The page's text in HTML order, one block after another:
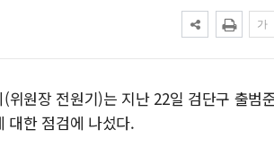
원장 전원기)는 지난 22일 검단구 출범
대한 점검에 나섰다.